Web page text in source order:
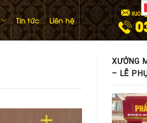
Tin tức Liên hệ
XƯỞNG
– LỄ